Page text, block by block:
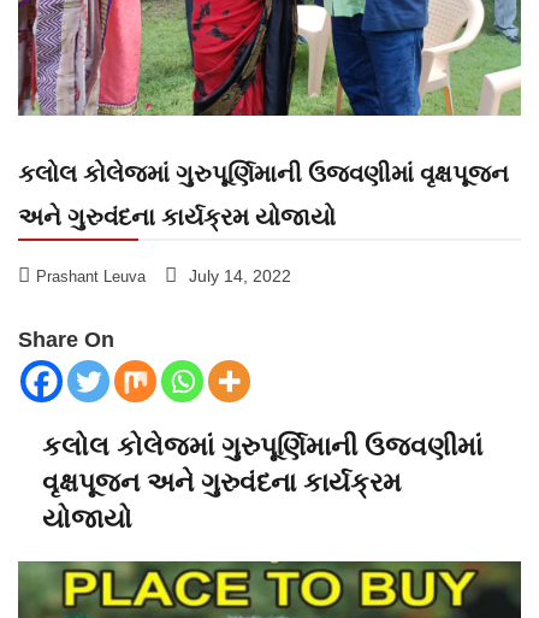
કલોલ કોલેજમાં ગુરુપૂર્ણિમાની ઉજવણીમાં વૃક્ષપૂજન
અને ગુરુવંદના કાર્યક્રમ યોજાયો
Prashant Leuva July 14, 2022
Share On
કલોલ કોલેજમાં ગુરુપૂર્ણિમાની ઉજવણીમાં
વૃક્ષપૂજન અને ગુરુવંદના કાર્યક્રમ
યોજાયો